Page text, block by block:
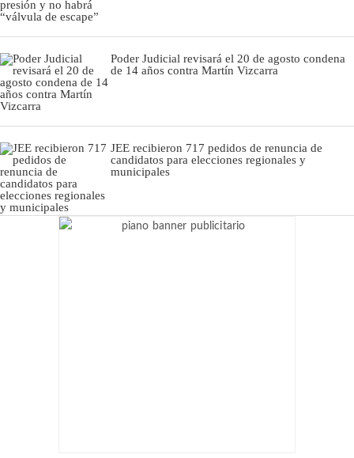
Poder Judicial revisará el 20 de agosto condena
de 14 años contra Martín Vizcarra
JEE recibieron 717 pedidos de renuncia de
candidatos para elecciones regionales y
municipales